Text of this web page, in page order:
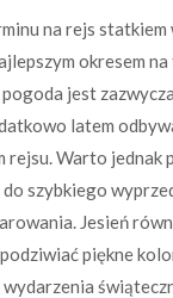
na rejs statkiem
okresem
jest
latem
rejsu. Warto
szybkiego
Jesień
piękne